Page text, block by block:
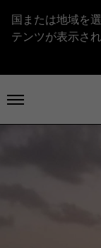
国または地域を
テンツが表示され
メニューを開く